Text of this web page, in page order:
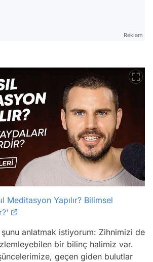
Reklam
Meditasyon Yapılır? Bilimsel
anlatmak istiyorum: Zihnimizi de
bir bilinç halimiz var.
geçen giden bulutlar